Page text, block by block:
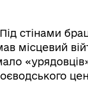
стінами
місцевий